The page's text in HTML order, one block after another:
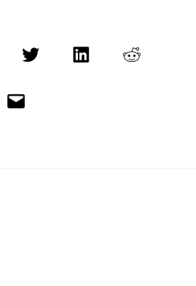
TwitterLinkedInReddit
Correo